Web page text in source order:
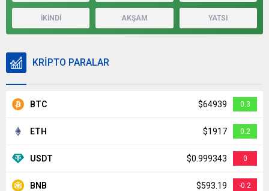
İKİNDİ AKŞAM YATSI
KRİPTO PARALAR
BTC $64939 0.3
ETH $1917 0.2
USDT $0.999343 0
BNB $593.19 -0.2